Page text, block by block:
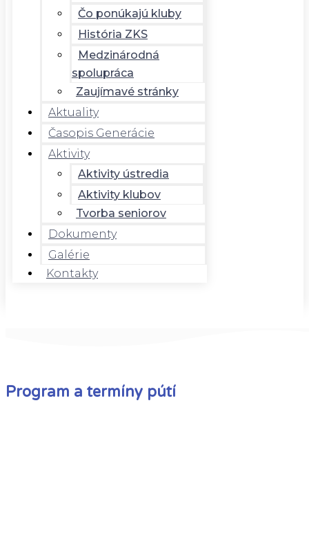
Čo ponúkajú kluby
História ZKS
Medzinárodná
spolupráca
Zaujímavé stránky
Aktuality
Časopis Generácie
Aktivity
Aktivity ústredia
Aktivity klubov
Tvorba seniorov
Dokumenty
Galérie
Kontakty
Program a termíny pútí